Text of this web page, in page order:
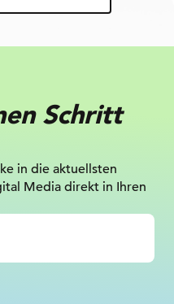
Schritt
in die aktuellsten
Media direkt in Ihren